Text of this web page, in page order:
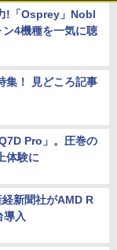
!「Osprey」Nobl
4機種を一気に聴
集！ 見どころ記事
Pro」。圧巻の
体験に
新聞社がAMD R
入